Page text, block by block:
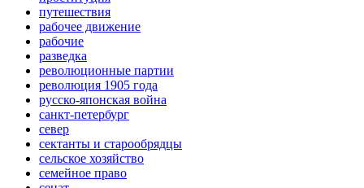
путешествия
рабочее движение
рабочие
разведка
революционные партии
революция 1905 года
русско-японская война
санкт-петербург
север
сектанты и старообрядцы
сельское хозяйство
семейное право